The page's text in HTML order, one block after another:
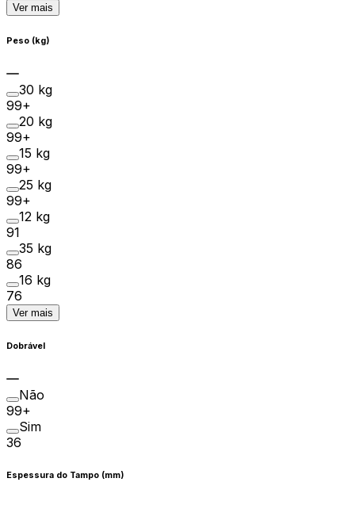
Ver mais
Peso (kg)
30 kg
99+
20 kg
99+
15 kg
99+
25 kg
99+
12 kg
91
35 kg
86
16 kg
76
Ver mais
Dobrável
Não
99+
Sim
36
Espessura do Tampo (mm)